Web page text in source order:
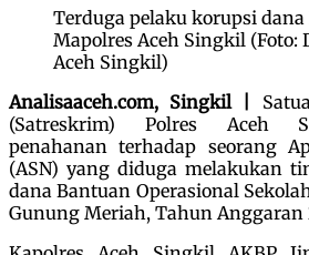
Terduga pelaku korupsi dana
Mapolres Aceh Singkil (Foto:
Aceh Singkil)
Analisaaceh.com, Singkil |
(Satreskrim) Polres Aceh
penahanan terhadap seorang
(ASN) yang diduga melakukan
dana Bantuan Operasional
Gunung Meriah, Tahun Anggaran